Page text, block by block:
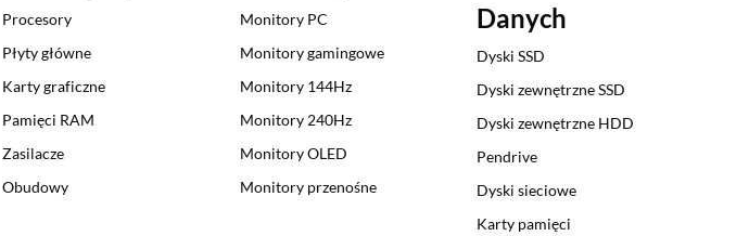
Procesory
Płyty główne
Karty graficzne
Pamięci RAM
Zasilacze
Obudowy
Monitory PC
Monitory gamingowe
Monitory 144Hz
Monitory 240Hz
Monitory OLED
Monitory przenośne
Danych
Dyski SSD
Dyski zewnętrzne SSD
Dyski zewnętrzne HDD
Pendrive
Dyski sieciowe
Karty pamięci